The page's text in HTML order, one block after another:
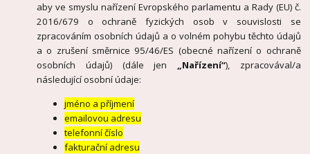
aby ve smyslu nařízení Evropského parlamentu a Rady (EU) č.
2016/679 o ochraně fyzických osob v souvislosti se
zpracováním osobních údajů a o volném pohybu těchto údajů
a o zrušení směrnice 95/46/ES (obecné nařízení o ochraně
osobních údajů) (dále jen
„Nařízení“), zpracovával/a
následující osobní údaje:
jméno a příjmení
emailovou adresu
telefonní číslo
fakturační adresu